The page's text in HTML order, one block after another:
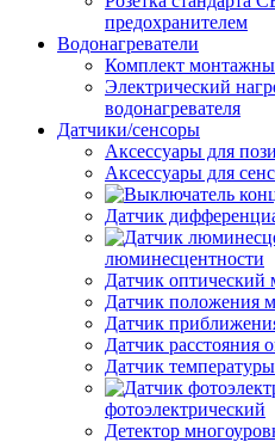
предохранителем
Водонагреватели
Комплект
Электрический
водонагревателя
Датчики/сенсоры
Аксессуары для
Аксессуары для
Датчик
люминесцентности
Датчик оптический
Датчик положения
Датчик
Датчик расстояния
Датчик температуры
фотоэлектрический
Детектор